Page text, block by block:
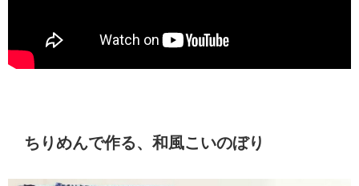
ちりめんで作る、和風こいのぼり